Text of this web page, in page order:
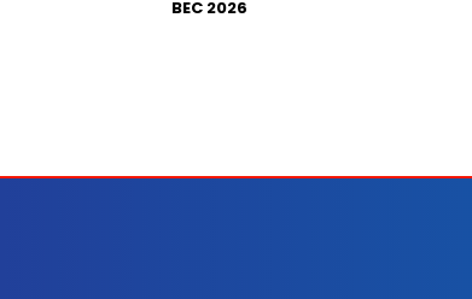
BEC 2026